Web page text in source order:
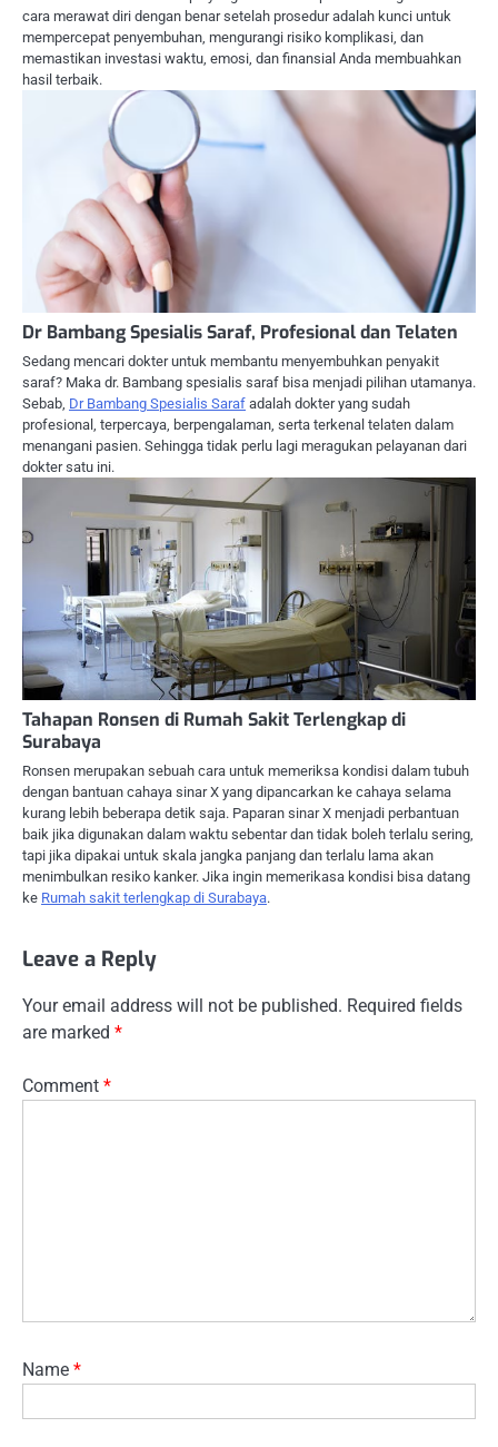
cara merawat diri dengan benar setelah prosedur adalah kunci untuk
mempercepat penyembuhan, mengurangi risiko komplikasi, dan
memastikan investasi waktu, emosi, dan finansial Anda membuahkan
hasil terbaik.
Dr Bambang Spesialis Saraf, Profesional dan Telaten
Sedang mencari dokter untuk membantu menyembuhkan penyakit
saraf? Maka dr. Bambang spesialis saraf bisa menjadi pilihan utamanya.
Sebab, Dr Bambang Spesialis Saraf adalah dokter yang sudah
profesional, terpercaya, berpengalaman, serta terkenal telaten dalam
menangani pasien. Sehingga tidak perlu lagi meragukan pelayanan dari
dokter satu ini.
Tahapan Ronsen di Rumah Sakit Terlengkap di
Surabaya
Ronsen merupakan sebuah cara untuk memeriksa kondisi dalam tubuh
dengan bantuan cahaya sinar X yang dipancarkan ke cahaya selama
kurang lebih beberapa detik saja. Paparan sinar X menjadi perbantuan
baik jika digunakan dalam waktu sebentar dan tidak boleh terlalu sering,
tapi jika dipakai untuk skala jangka panjang dan terlalu lama akan
menimbulkan resiko kanker. Jika ingin memerikasa kondisi bisa datang
ke Rumah sakit terlengkap di Surabaya.
Leave a Reply
Your email address will not be published. Required fields
are marked *
Comment *
Name *